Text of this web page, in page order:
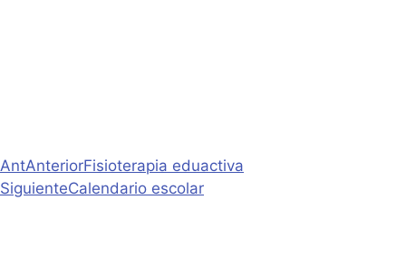
AntAnteriorFisioterapia eduactiva
SiguienteCalendario escolar